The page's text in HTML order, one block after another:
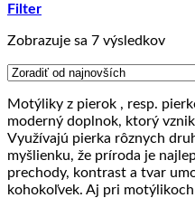
Filter
Zobrazuje sa 7 výsledkov
Motýliky z pierok , resp.
moderný doplnok, ktorý
Využívajú pierka rôznych
myšlienku, že príroda je
prechody, kontrast a tvar
kohokoľvek. Aj pri